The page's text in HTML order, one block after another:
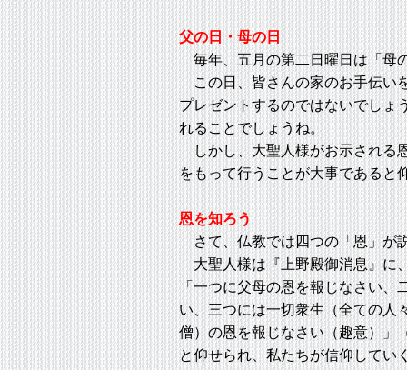
父の日・母の日
毎年、五月の第二日曜日は「母
この日、皆さんの家のお手伝い
プレゼントするのではないでしょ
れることでしょうね。
しかし、大聖人様がお示される
をもって行うことが大事であると
恩を知ろう
さて、仏教では四つの「恩」が
大聖人様は『上野殿御消息』に
「一つに父母の恩を報じなさい、
い、三つには一切衆生（全ての人
僧）の恩を報じなさい（趣意）」
と仰せられ、私たちが信仰してい